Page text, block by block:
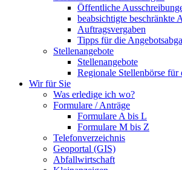
Öffentliche
beabsichtigte beschränkte
Auftragsvergaben
Tipps für die
Stellenangebote
Stellenangebote
Regionale Stellenbörse
Wir für Sie
Was erledige ich wo?
Formulare / Anträge
Formulare A bis L
Formulare M bis Z
Telefonverzeichnis
Geoportal (GIS)
Abfallwirtschaft